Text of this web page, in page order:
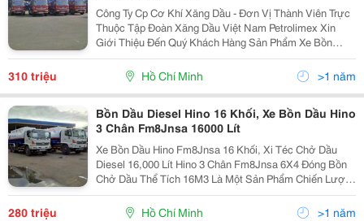
Công Ty Cp Cơ Khí Xăng Dầu - Đơn Vị Thành Viên Trực
Thuộc Tập Đoàn Xăng Dầu Việt Nam Petrolimex Xin
Giới Thiệu Đến Quý Khách Hàng Sản Phẩm Xe Bồn
Xăng Hino Fm8Jnsa 6X4 Đóng Bồn 19,000 Lít. Đây Là
Loại Bồn Có Thể Tích Lớn Nhất Được Áp Dụng Cho
Dòng Xe
310 triệu Hồ Chí Minh >1 năm
Bồn Dầu Diesel Hino 16 Khối, Xe Bồn Dầu Hino
3 Chân Fm8Jnsa 16000 Lít
Xe Bồn Dầu Hino Fm8Jnsa 16 Khối, Xi Téc Chở Dầu
Diesel 16,000 Lít Hino 3 Chân Fm8Jnsa 6X4 Đóng Bồn
Chở Dầu Thể Tích 16M3 Là Một Sản Phẩm Chiến Lược
Của Chúng Tôi. Xe Nền Hino Fm8Jnsa 6X4 Là Một Sản
Phẩm Cao Cấp Và Chất Lượng Nhất Của Hino Motor, V
280 triệu Hồ Chí Minh >1 năm